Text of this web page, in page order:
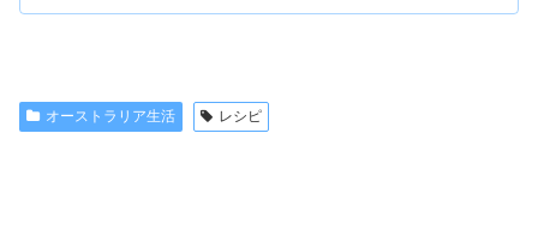
オーストラリア生活 レシピ